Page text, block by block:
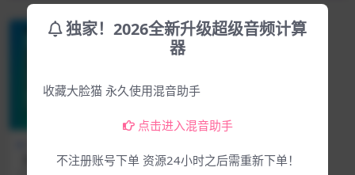
【首发新插件】让你的声音充
独家！2026全新升级超级音频计算
器
收藏大脸猫 永久使用混音助手
点击进入混音助手
不注册账号下单 资源24小时之后需重新下单！